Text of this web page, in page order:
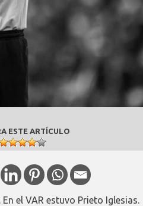
ESTE ARTÍCULO
el VAR estuvo Prieto Iglesias.